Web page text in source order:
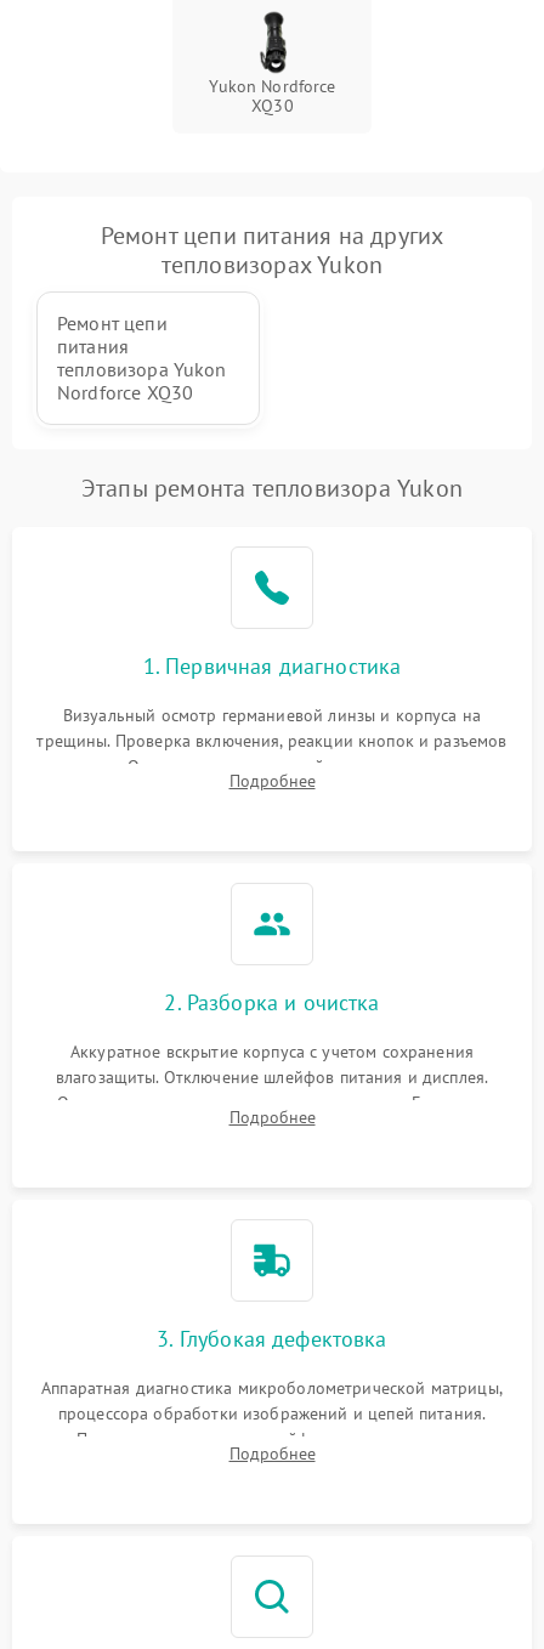
Yukon Nordforce
XQ30
Ремонт цепи питания на других
тепловизорах Yukon
Ремонт цепи
питания
тепловизора Yukon
Nordforce XQ30
Этапы ремонта тепловизора Yukon
1. Первичная диагностика
Визуальный осмотр германиевой линзы и корпуса на
трещины. Проверка включения, реакции кнопок и разъемов
зарядки. Оценка вывода тепловой сигнатуры на экран,
проверка базовых функций и считывание системных
Подробнее
2. Разборка и очистка
Аккуратное вскрытие корпуса с учетом сохранения
влагозащиты. Отключение шлейфов питания и дисплея.
Очистка внутренних плат от окислов и пыли. Бережная
обработка германиевого объектива специализированными
Подробнее
3. Глубокая дефектовка
Аппаратная диагностика микроболометрической матрицы,
процессора обработки изображений и цепей питания.
Проверка целостности шлейфов, модуля памяти и
интерфейсов связи. Выявление сгоревших SMD-компонентов
Подробнее